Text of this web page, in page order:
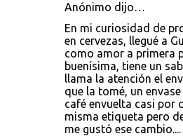
Anónimo dijo…
En mi curiosidad de
en cervezas, llegué a
como amor a primera
buenísima, tiene un
llama la atención el
que la tomé, un
café envuelta casi por
misma etiqueta pero
me gustó ese cambio....